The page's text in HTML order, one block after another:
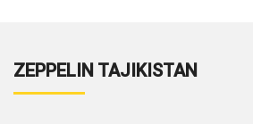
ZEPPELIN TAJIKISTAN